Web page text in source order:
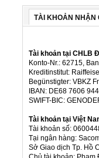
TÀI KHOẢN NHẬN
Tài khoản tại CHLB
Konto-Nr.: 62715,
Kreditinstitut:
Begünstigter: VBKZ
IBAN: DE68 7606
SWIFT-BIC:
Tài khoản tại Việt
Tài khoản số:
Tại ngân hàng:
Sở Giao dịch Tp. Hồ